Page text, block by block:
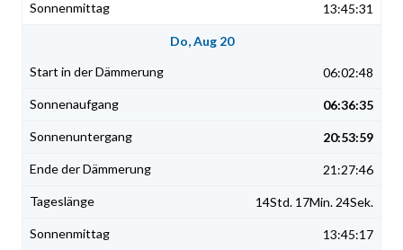
13:45:31
Do, Aug 20
06:02:48
06:36:35
20:53:59
21:27:46
14Std. 17Min. 24Sek.
13:45:17